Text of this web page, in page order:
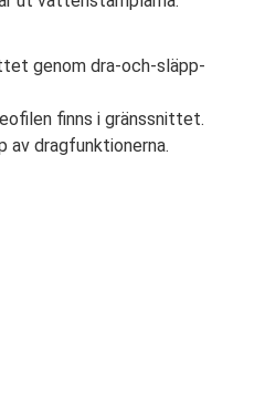
genom dra-och-släpp-
finns i gränssnittet.
av dragfunktionerna.